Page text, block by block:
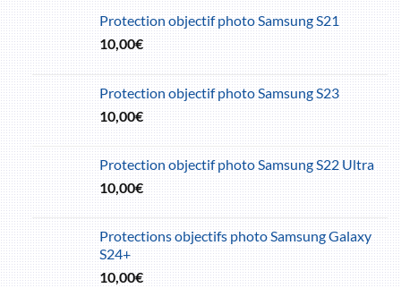
Protection objectif photo Samsung S21
10,00€
Protection objectif photo Samsung S23
10,00€
Protection objectif photo Samsung S22 Ultra
10,00€
Protections objectifs photo Samsung Galaxy
S24+
10,00€